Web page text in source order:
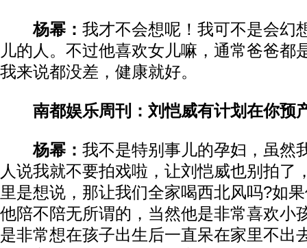
杨幂： 我才不会想呢！我可不是会幻
儿的人。不过他喜欢女儿嘛，通常爸爸都
我来说都没差，健康就好。
南都娱乐周刊：刘恺威有计划在你预
杨幂： 我不是特别事儿的孕妇，虽
人说我就不要拍戏啦，让刘恺威也别拍了
里是想说，那让我们全家喝西北风吗?如
他陪不陪无所谓的，当然他是非常喜欢小
是非常想在孩子出生后一直呆在家里不出